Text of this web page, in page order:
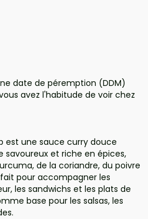
date de péremption (DDM)
avez l'habitude de voir chez
est une sauce curry douce
savoureux et riche en épices,
de la coriandre, du poivre
pour accompagner les
les sandwichs et les plats de
base pour les salsas, les